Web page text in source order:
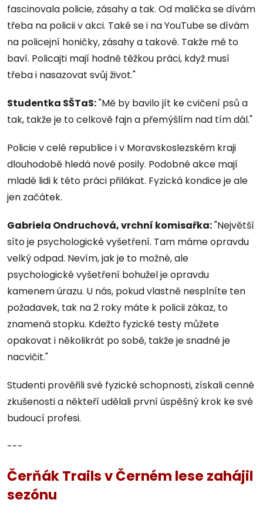
fascinovala policie, zásahy a tak. Od malička se dívám
třeba na policii v akci. Také se i na YouTube se dívám
na policejní honičky, zásahy a takové. Takže mě to
baví. Policajti mají hodně těžkou práci, když musí
třeba i nasazovat svůj život."
Studentka SŠTaS:"Mě by bavilo jít ke cvičení psů a
tak, takže je to celkově fajn a přemýšlím nad tím dál."
Policie v celé republice i v Moravskoslezském kraji
dlouhodobě hledá nové posily. Podobné akce mají
mladé lidi k této práci přilákat. Fyzická kondice je ale
jen začátek.
Gabriela Ondruchová, vrchní komisařka:"Největší
síto je psychologické vyšetření. Tam máme opravdu
velký odpad. Nevím, jak je to možné, ale
psychologické vyšetření bohužel je opravdu
kamenem úrazu. U nás, pokud vlastně nesplníte ten
požadavek, tak na 2 roky máte k policii zákaz, to
znamená stopku. Kdežto fyzické testy můžete
opakovat i několikrát po sobě, takže je snadné je
nacvičit."
Studenti prověřili své fyzické schopnosti, získali cenné
zkušenosti a někteří udělali první úspěšný krok ke své
budoucí profesi.
---
Čerňák Trails v Černém lese zahájil
sezónu